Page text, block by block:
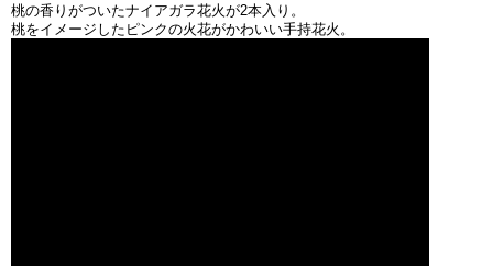
桃の香りがついたナイアガラ花火が2本入り。
桃をイメージしたピンクの火花がかわいい手持花火。